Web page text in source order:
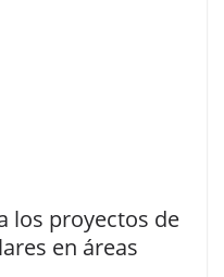
los proyectos de
en áreas